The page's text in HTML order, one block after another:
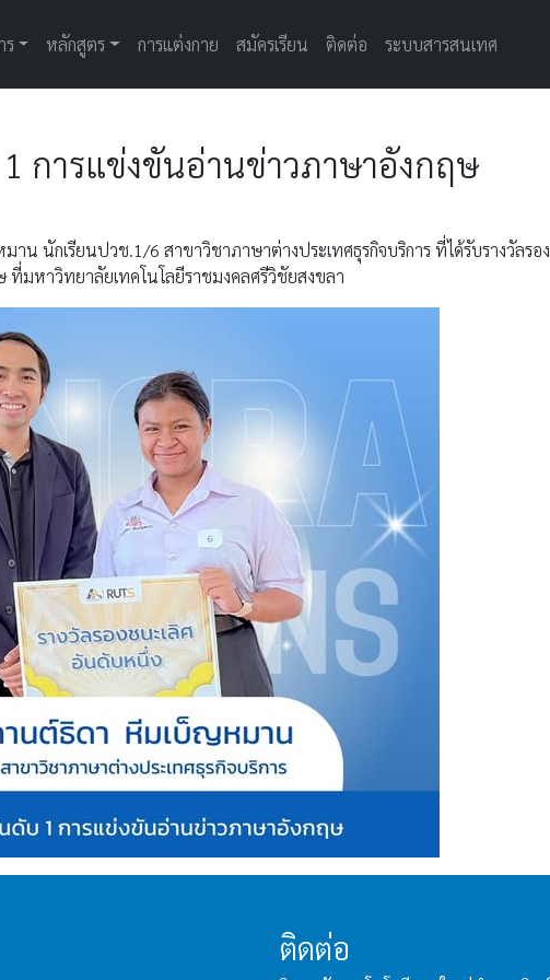
ร หลักสูตร การแต่งกาย สมัครเรียน ติดต่อ ระบบสารสนเทศ
การแข่งขันอ่านข่าวภาษาอังกฤษ
นักเรียนปวช.1/6 สาขาวิชาภาษาต่างประเทศธุรกิจบริการ ที่ได้รับรางวัลรอง
มหาวิทยาลัยเทคโนโลยีราชมงคลศรีวิชัยสงขลา
ติดต่อ